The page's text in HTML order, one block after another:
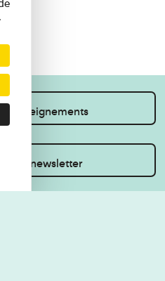
renseignements
à la newsletter